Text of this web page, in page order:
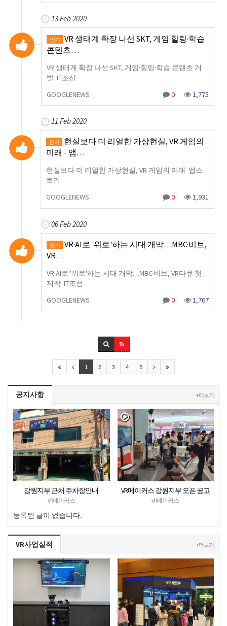
13 Feb 2020
인기
VR 생태계 확장 나선 SKT, 게임·힐링·학습
콘텐츠…
VR 생태계 확장 나선 SKT, 게임·힐링·학습 콘텐츠 개
발 IT조선
GOOGLENEWS
0 1,775
11 Feb 2020
인기
현실보다 더 리얼한 가상현실, VR 게임의
미래 - 앱…
현실보다 더 리얼한 가상현실, VR 게임의 미래 앱스
토리
GOOGLENEWS
0 1,931
06 Feb 2020
인기
VR·AI로 '위로'하는 시대 개막…MBC·비브,
VR…
VR·AI로 '위로'하는 시대 개막…MBC·비브, VR다큐 첫
제작 IT조선
GOOGLENEWS
0 1,767
1 2 3 4 5
공지사항 + 더보기
강원지부 근처 주차장안내
VR메이커스
VR메이커스 강원지부 오픈 공고
VR메이커스
등록된 글이 없습니다.
VR사업실적 + 더보기